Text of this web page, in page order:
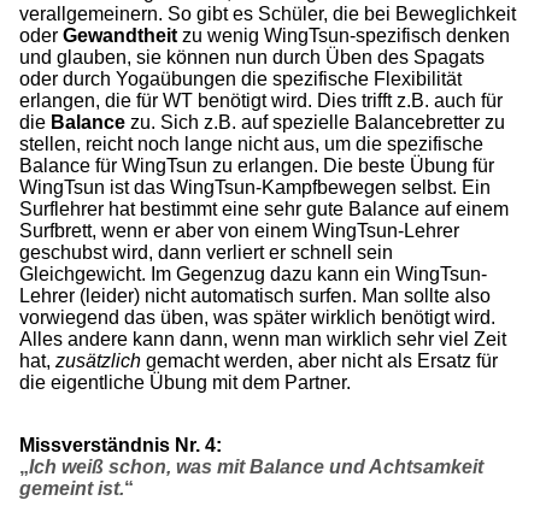
verallgemeinern. So gibt es Schüler, die bei Beweglichkeit
oder Gewandtheitzu wenig WingTsun-spezifisch denken
und glauben, sie können nun durch Üben des Spagats
oder durch Yogaübungen die spezifische Flexibilität
erlangen, die für WT benötigt wird. Dies trifft z.B. auch für
die Balance zu. Sich z.B. auf spezielle Balancebretter zu
stellen, reicht noch lange nicht aus, um die spezifische
Balance für WingTsun zu erlangen. Die beste Übung für
WingTsun ist das WingTsun-Kampfbewegen selbst. Ein
Surflehrer hat bestimmt eine sehr gute Balance auf einem
Surfbrett, wenn er aber von einem WingTsun-Lehrer
geschubst wird, dann verliert er schnell sein
Gleichgewicht. Im Gegenzug dazu kann ein WingTsun-
Lehrer (leider) nicht automatisch surfen. Man sollte also
vorwiegend das üben, was später wirklich benötigt wird.
Alles andere kann dann, wenn man wirklich sehr viel Zeit
hat, zusätzlich gemacht werden, aber nicht als Ersatz für
die eigentliche Übung mit dem Partner.
Missverständnis Nr. 4:
„Ich weiß schon, was mit Balance und Achtsamkeit
gemeint ist.“